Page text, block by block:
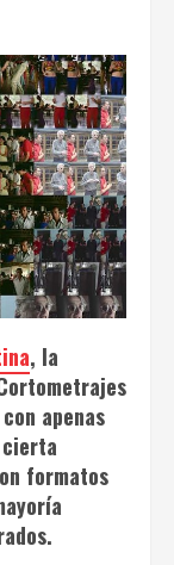
, la
apenas
cierta
formatos